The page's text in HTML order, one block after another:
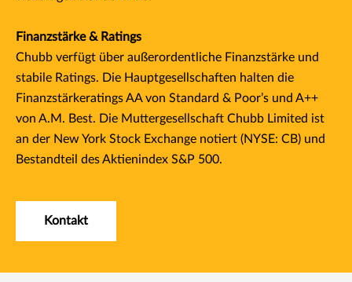
Finanzstärke & Ratings
Chubb verfügt über außerordentliche Finanzstärke und
stabile Ratings. Die Hauptgesellschaften halten die
Finanzstärkeratings AA von Standard & Poor’s und A++
von A.M. Best. Die Muttergesellschaft Chubb Limited ist
an der New York Stock Exchange notiert (NYSE: CB) und
Bestandteil des Aktienindex S&P 500.
Kontakt